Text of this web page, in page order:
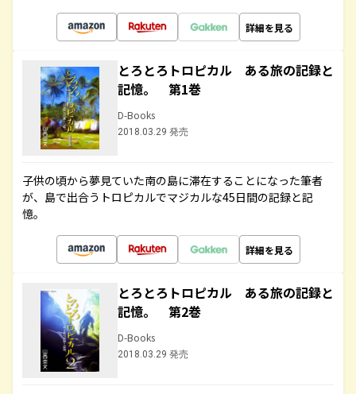
詳細を見る
とろとろトロピカル ある旅の記録と
記憶。 第1巻
D-Books
2018.03.29 発売
子供の頃から夢見ていた南の島に滞在することになった筆者
が、島で出合うトロピカルでマジカルな45日間の記録と記
憶。
詳細を見る
とろとろトロピカル ある旅の記録と
記憶。 第2巻
D-Books
2018.03.29 発売